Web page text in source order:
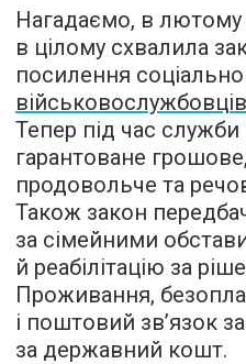
Нагадаємо, в
в цілому схвалила
посилення
військовослужбовців
Тепер під час
гарантоване
продовольче та
Також закон
за сімейними
й реабілітацію за
Проживання,
і поштовий зв’язок
за державний кошт.